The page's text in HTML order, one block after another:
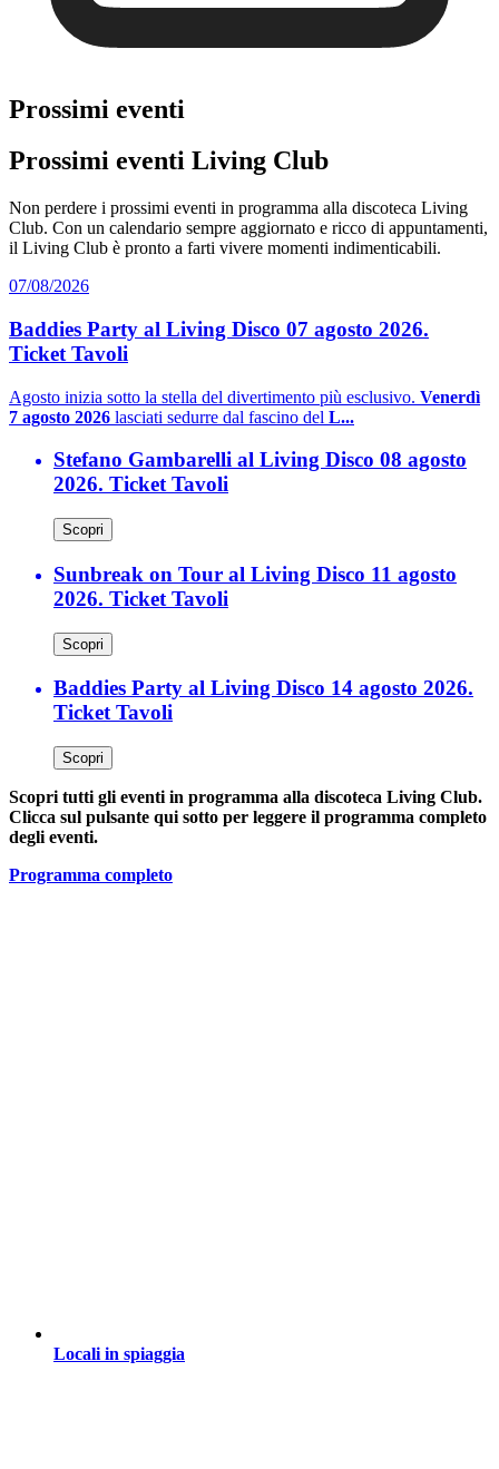
Prossimi eventi
Prossimi eventi Living Club
Non perdere i prossimi eventi in programma alla discoteca Living
Club. Con un calendario sempre aggiornato e ricco di appuntamenti,
il Living Club è pronto a farti vivere momenti indimenticabili.
07/08/2026
Baddies Party al Living Disco 07 agosto 2026.
Ticket Tavoli
Agosto inizia sotto la stella del divertimento più esclusivo. Venerdì
7 agosto 2026 lasciati sedurre dal fascino del L...
Stefano Gambarelli al Living Disco 08 agosto
2026. Ticket Tavoli
Scopri
Sunbreak on Tour al Living Disco 11 agosto
2026. Ticket Tavoli
Scopri
Baddies Party al Living Disco 14 agosto 2026.
Ticket Tavoli
Scopri
Scopri tutti gli eventi in programma alla discoteca Living Club.
Clicca sul pulsante qui sotto per leggere il programma completo
degli eventi.
Programma completo
Locali in spiaggia